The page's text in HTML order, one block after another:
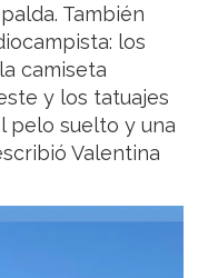
También
los
camiseta
y los tatuajes
pelo suelto y una
Valentina